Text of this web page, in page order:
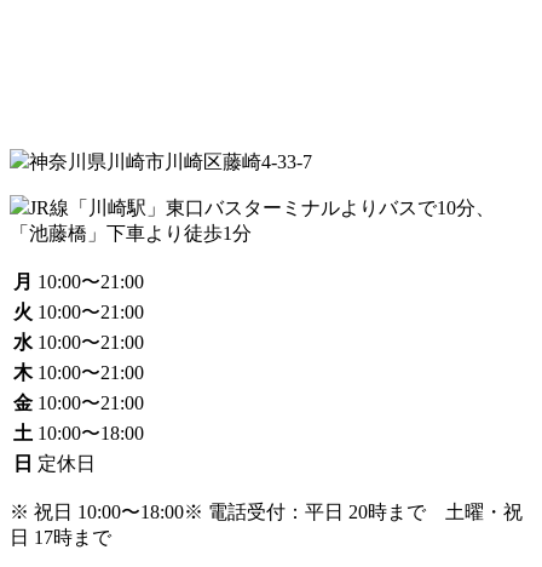
神奈川県川崎市川崎区藤崎4-33-7
JR線「川崎駅」東口バスターミナルよりバスで10分、
「池藤橋」下車より徒歩1分
月 10:00〜21:00
火 10:00〜21:00
水 10:00〜21:00
木 10:00〜21:00
金 10:00〜21:00
土 10:00〜18:00
日 定休日
※ 祝日 10:00〜18:00※ 電話受付：平日 20時まで 土曜・祝
日 17時まで